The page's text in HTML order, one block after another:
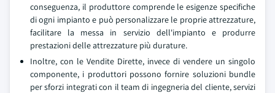
conseguenza, il produttore comprende le esigenze specifiche
di ogni impianto e può personalizzare le proprie attrezzature,
facilitare la messa in servizio dell'impianto e produrre
prestazioni delle attrezzature più durature.
Inoltre, con le Vendite Dirette, invece di vendere un singolo
componente, i produttori possono fornire soluzioni bundle
per sforzi integrati con il team di ingegneria del cliente, servizi